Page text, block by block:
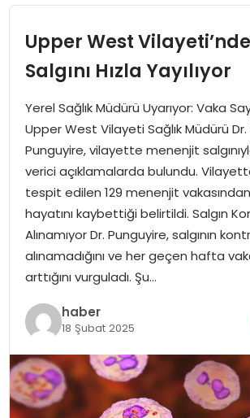
EKONOMI
İDEAL YAŞAM
İDEAL SPOR
YAŞAM
MAGAZIN
SAĞLIK
SOSYAL HABER
Upper West
Salgını Hızla Yayılıyor
Yerel Sağlık Müdürü Uyarıyor: Vaka
Upper West Vilayeti Sağlık Müdürü
Punguyire, vilayette menenjit
verici açıklamalarda bulundu.
tespit edilen 129 menenjit vakasından
hayatını kaybettiği belirtildi. Salgın
Alınamıyor Dr. Punguyire, salgının
alınamadığını ve her geçen hafta
arttığını vurguladı. Şu…
haber
18 Şubat 2025